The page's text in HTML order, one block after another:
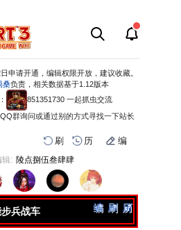
申请开通，编辑权限开放，建议收藏。
桑负责，相关数据基于1.12版本
851351730 一起抓虫交流
群询问或通过别的方式寻找一下站长
刷 历 编
辑: 陵点捌伍叁肆肆
编 刷 历
兵战车